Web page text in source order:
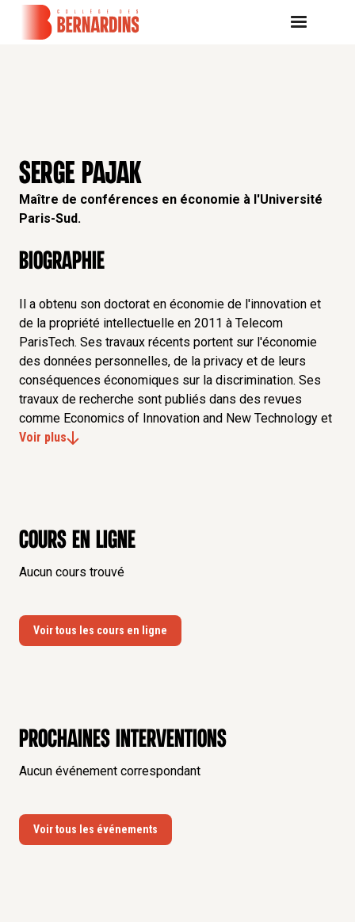
SERGE PAJAK
Maître de conférences en économie à l'Université
Paris-Sud.
Biographie
Il a obtenu son doctorat en économie de l'innovation et
de la propriété intellectuelle en 2011 à Telecom
ParisTech. Ses travaux récents portent sur l'économie
des données personnelles, de la privacy et de leurs
conséquences économiques sur la discrimination. Ses
travaux de recherche sont publiés dans des revues
comme Economics of Innovation and New Technology et
le Journal of Economics and Management Strategy. Il
Voir plus
Cours en ligne
Aucun cours trouvé
Voir tous les cours en ligne
Prochaines interventions
Aucun événement correspondant
Voir tous les événements